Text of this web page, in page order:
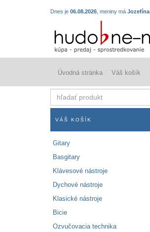
Dnes je 06.08.2026 , meniny má Jozefína
Úvodná stránka Váš košík
produkt
VÁŠ KOŠÍK
Gitary
Basgitary
Klávesové nástroje
Dychové nástroje
Klasické nástroje
Bicie
Ozvučovacia technika